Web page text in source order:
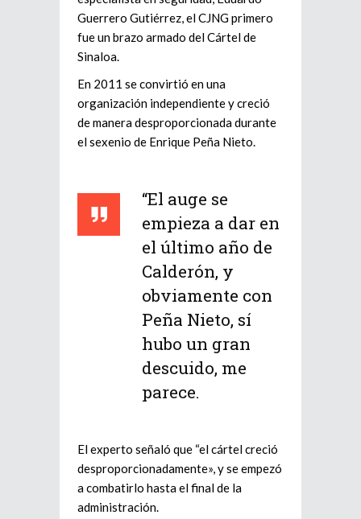
Guerrero Gutiérrez, el CJNG primero
fue un brazo armado del Cártel de
Sinaloa.
En 2011 se convirtió en una
organización independiente y creció
de manera desproporcionada durante
el sexenio de Enrique Peña Nieto.
“El auge se
empieza a dar en
el último año de
Calderón, y
obviamente con
Peña Nieto, sí
hubo un gran
descuido, me
parece.
El experto señaló que “el cártel creció
desproporcionadamente», y se empezó
a combatirlo hasta el final de la
administración.